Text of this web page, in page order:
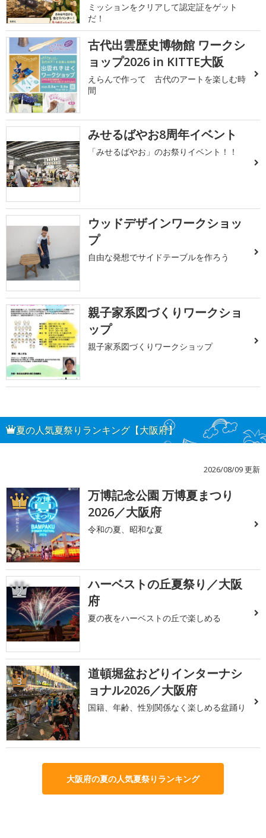
ミッションをクリアして認定証をゲット
だ！
古代出雲歴史博物館 ワークシ
ョップ2026 in KITTE大阪
えらんで作って 古代のアートを楽しむ時
間
みせるばやお8周年イベント
「みせるばやお」のお祭りイベント！！
ウッドデザインワークショッ
プ
自由な発想でサイドテーブルを作ろう
親子家系図づくりワークショ
ップ
親子家系図づくりワークショップ
夏の人気夏祭りランキング【大阪府】
2026/08/09 更新
1
万博記念公園 万博夏まつり
2026／大阪府
令和の夏、昭和な夏
2
ハーベストの丘夏祭り／大阪
府
夏の夜をハーベストの丘で楽しめる
3
道頓堀盆おどりインターナシ
ョナル2026／大阪府
国籍、年齢、性別関係なく楽しめる盆踊り
大阪府の夏の人気夏祭りランキング